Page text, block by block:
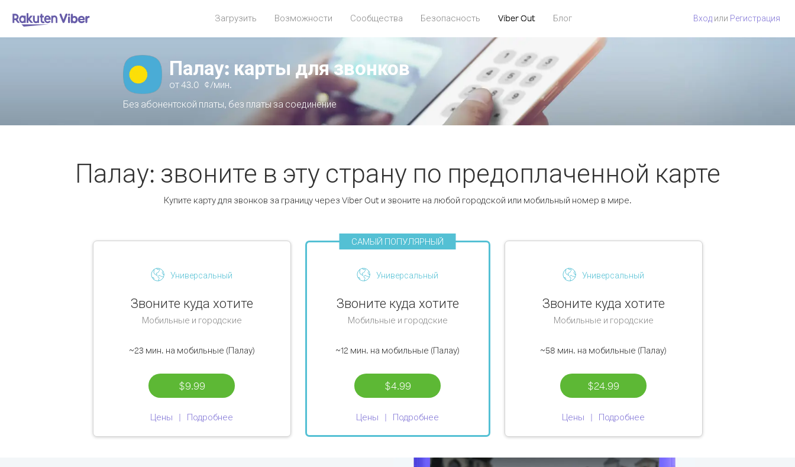
Загрузить Возможности Сообщества Безопасность Viber Out Блог Вход или Регистрация
Палау: карты для звонков
от43.0 ¢/мин.
Без абонентской платы, без платы за соединение
Палау: звоните в эту страну по предоплаченной карте
Купите карту для звонков за границу через Viber Out и звоните на любой городской или мобильный номер в мире.
Универсальный
Звоните куда хотите
Мобильные и городские
~23 мин. на мобильные (Палау)
$9.99
Цены Подробнее
САМЫЙ ПОПУЛЯРНЫЙ
Универсальный
Звоните куда хотите
Мобильные и городские
~12 мин. на мобильные (Палау)
$4.99
Цены Подробнее
Универсальный
Звоните куда хотите
Мобильные и городские
~58 мин. на мобильные (Палау)
$24.99
Цены Подробнее